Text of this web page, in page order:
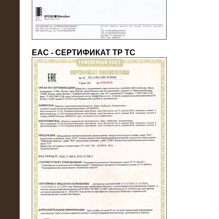
22.05.2016
Нагрузочный модуль в контейнере
10 МВт (0,4 кВ - напряжение)
ЕАС - СЕРТИФИКАТ ТР ТС